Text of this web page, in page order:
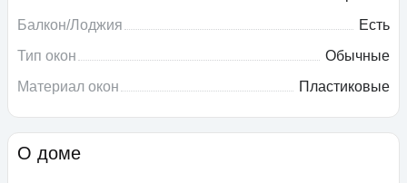
Балкон/Лоджия
Есть
Тип окон
Обычные
Материал окон
Пластиковые
О доме